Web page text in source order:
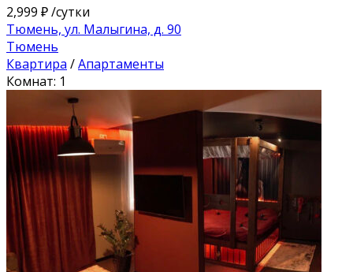
2,999 ₽/сутки
Тюмень, ул. Малыгина, д. 90
Тюмень
Квартира /Апартаменты
Комнат: 1